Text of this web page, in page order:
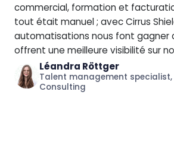
commercial, formation et
tout était manuel ; avec Cirrus
automatisations nous font gagner
offrent une meilleure visibilité sur
Léandra Röttger
Talent management
Consulting